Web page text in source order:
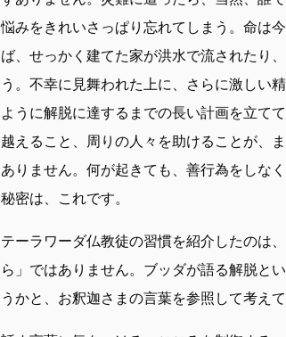
悩みをきれいさっぱり忘れてしまう。命は
ば、せっかく建てた家が洪水で流されたり
う。不幸に見舞われた上に、さらに激し
ように解脱に達するまでの長い計画を立て
越えること、周りの人々を助けることが、
ありません。何が起きても、善行為をしな
秘密は、これです。
テーラワーダ仏教徒の習慣を紹介したのは
ら」ではありません。ブッダが語る解脱と
うかと、お釈迦さまの言葉を参照して考えて